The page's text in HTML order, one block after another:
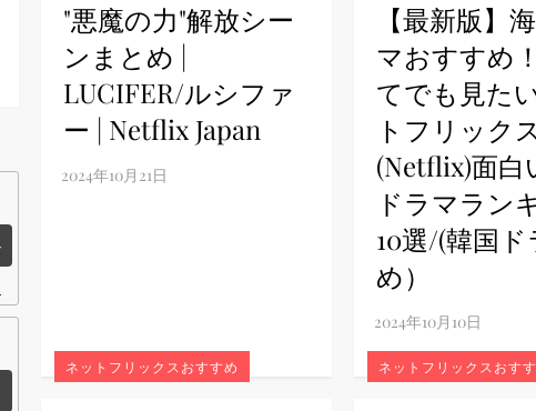
"悪魔の力"解放シー
ンまとめ |
LUCIFER/ルシファ
ー | Netflix Japan
【最新版】
マおすすめ
てでも見た
トフリック
(Netflix)面白
ドラマラン
10選/(韓国ド
め）
ネットフリックスおすすめ ネットフリックスおす
Disney (ディズニープラス）